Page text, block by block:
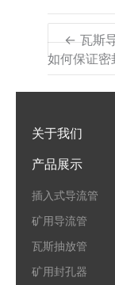
← 瓦斯
如何保证密
关于我们
产品展示
插入式导流管
矿用导流管
瓦斯抽放管
矿用封孔器